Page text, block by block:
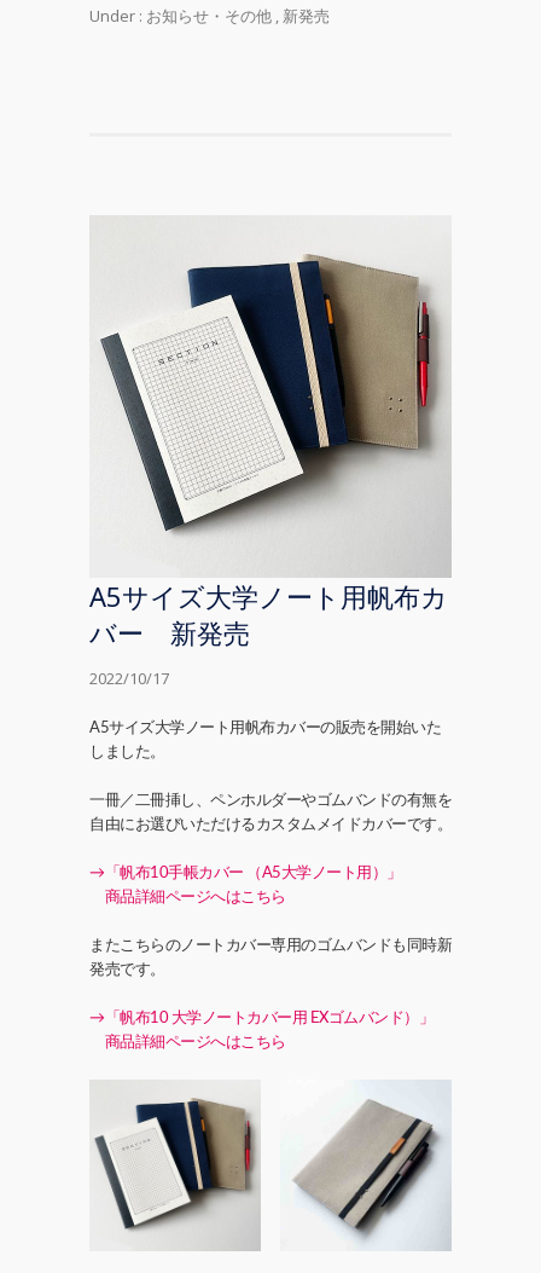
Under : お知らせ・その他 , 新発売
A5サイズ大学ノート用帆布カ
バー 新発売
2022/10/17
A5サイズ大学ノート用帆布カバーの販売を開始いた
しました。
一冊／二冊挿し、ペンホルダーやゴムバンドの有無を
自由にお選びいただけるカスタムメイドカバーです。
→「帆布10手帳カバー （A5大学ノート用）」
商品詳細ページへはこちら
またこちらのノートカバー専用のゴムバンドも同時新
発売です。
→「帆布10 大学ノートカバー用 EXゴムバンド）」
商品詳細ページへはこちら